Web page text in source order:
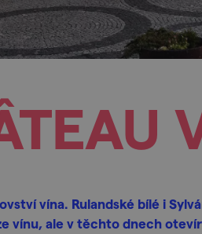
vína. Rulandské bílé i
vínu, ale v těchto dnech